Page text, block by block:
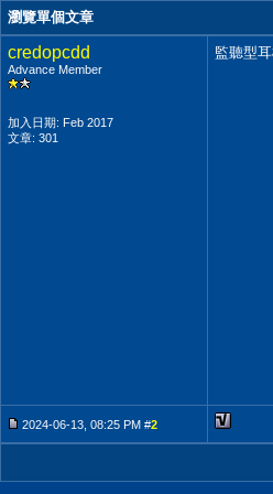
瀏覽單個文章
credopcdd
Advance Member
加入日期: Feb 2017
文章: 301
監聽型
2024-06-13, 08:25 PM #2